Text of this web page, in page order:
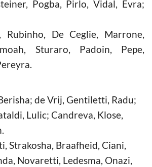
Pogba, Pirlo, Vidal, Evra;
Rubinho, De Ceglie, Marrone,
Sturaro, Padoin, Pepe,
de Vrij, Gentiletti, Radu;
Lulic; Candreva, Klose,
Strakosha, Braafheid, Ciani,
Novaretti, Ledesma, Onazi,